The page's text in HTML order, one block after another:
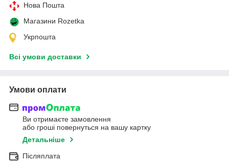
Нова Пошта
Магазини Rozetka
Укрпошта
Всі умови доставки
Умови оплати
Ви отримаєте замовлення
або гроші повернуться на вашу картку
Детальніше
Післяплата